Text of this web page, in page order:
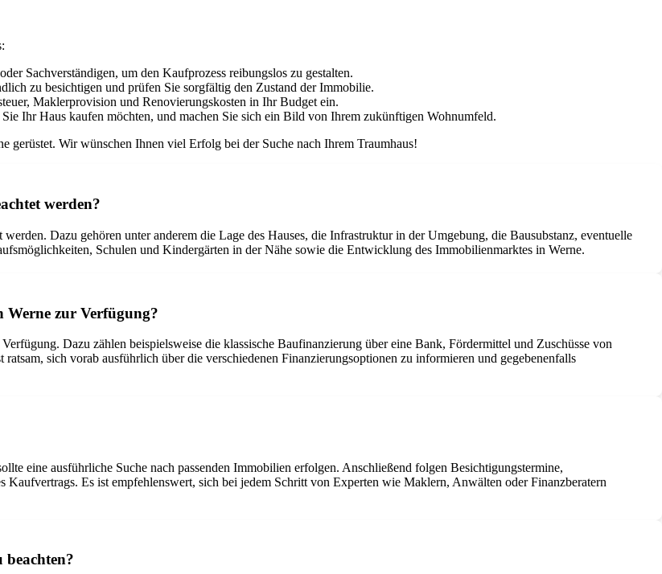
Sachverständigen, um den Kaufprozess reibungslos zu gestalten.
zu besichtigen und prüfen Sie sorgfältig den Zustand der Immobilie.
Maklerprovision und Renovierungskosten in Ihr Budget ein.
Ihr Haus kaufen möchten, und machen Sie sich ein Bild von Ihrem zukünftigen Wohnumfeld.
gerüstet. Wir wünschen Ihnen viel Erfolg bei der Suche nach Ihrem Traumhaus!
werden?
Dazu gehören unter anderem die Lage des Hauses, die Infrastruktur in der Umgebung, die Bausubstanz, eventuelle
Schulen und Kindergärten in der Nähe sowie die Entwicklung des Immobilienmarktes in Werne.
Werne zur Verfügung?
Dazu zählen beispielsweise die klassische Baufinanzierung über eine Bank, Fördermittel und Zuschüsse von
sich vorab ausführlich über die verschiedenen Finanzierungsoptionen zu informieren und gegebenenfalls
eine ausführliche Suche nach passenden Immobilien erfolgen. Anschließend folgen Besichtigungstermine,
Es ist empfehlenswert, sich bei jedem Schritt von Experten wie Maklern, Anwälten oder Finanzberatern
beachten?